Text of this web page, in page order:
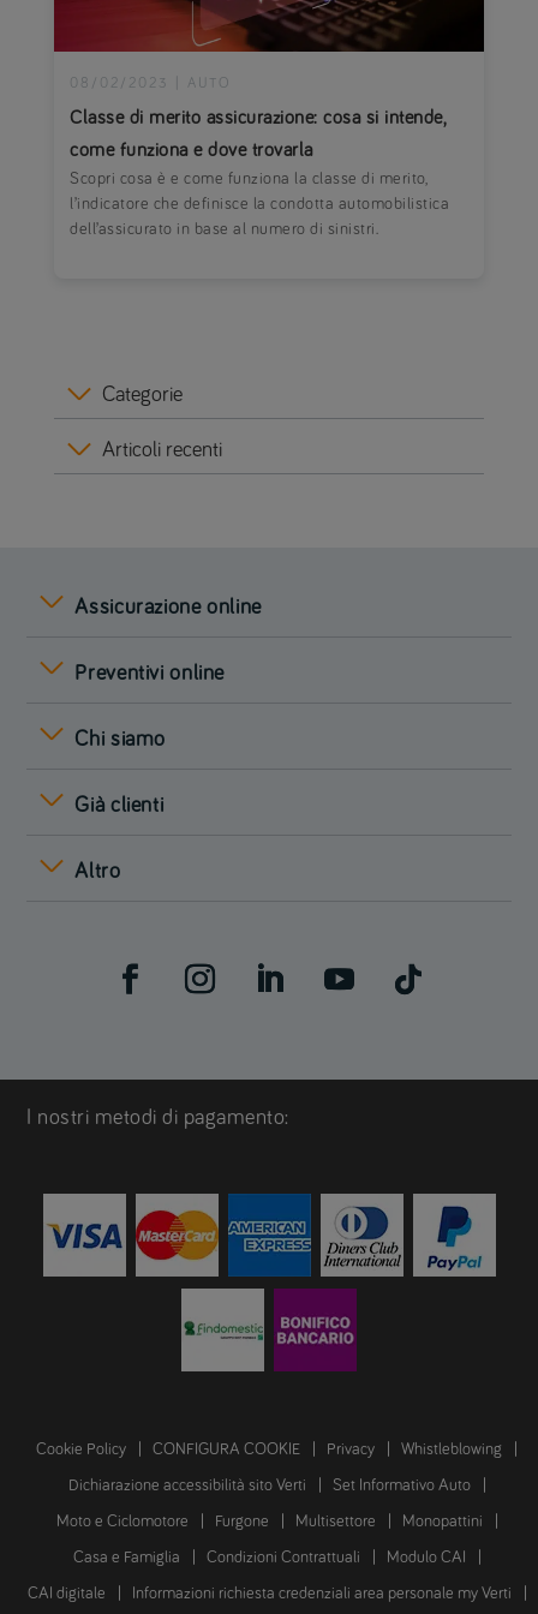
Classe di merito assicurazione: cosa si intende,
come funziona e dove trovarla
08/02/2023 AUTO
Scopri cosa è e come funziona la classe di merito,
l’indicatore che definisce la condotta automobilistica
dell’assicurato in base al numero di sinistri.
Categorie
Articoli recenti
Assicurazione online
Preventivi online
Chi siamo
Già clienti
Altro
I nostri metodi di pagamento:
Cookie Policy CONFIGURA COOKIE Privacy Whistleblowing
Dichiarazione accessibilità sito Verti Set Informativo Auto
Moto e Ciclomotore Furgone Multisettore Monopattini
Casa e Famiglia Condizioni Contrattuali Modulo CAI
CAI digitale Informazioni richiesta credenziali area personale my Verti